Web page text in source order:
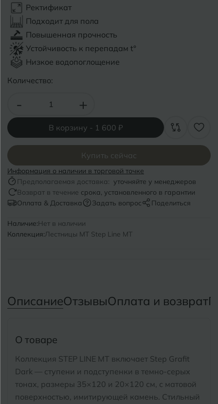
Ректификат
Подходит для пола
Повышенная прочность
Устойчивость к перепадам t°
Низкое водопоглощение
Количество:
- +
В корзину - 1 600 ₽
Купить сейчас
Информация о наличии в торговой точке
Предполагаемая доставка: уточняйте у менеджеров
Возврат в течение срока, установленного в гарантии
Оплата & Доставка
Задать вопрос Поделиться
Наличие:Нет в наличии
Коллекция:Лестницы MT Step Line MT
ОписаниеОтзывыОплата и возврат
О товаре
Коллекция STEP LINE MT включает Step Grafit
Dark — ступени и подступенки в темно-серых
тонах, размеры 35×120 и 20×120 см, с матовой
поверхностью, имитирующей камень. Стильный
Бугуруслан
В Великий Новгород
Владимир
Волгоград
Волгодонск
Вологда
Воронеж
Воткинск
Г Геленджик
Екатеринбург
Иваново
Ижевск
Казань
Саратов
Сочи
Сыктывкар
Тимашевск
Тула